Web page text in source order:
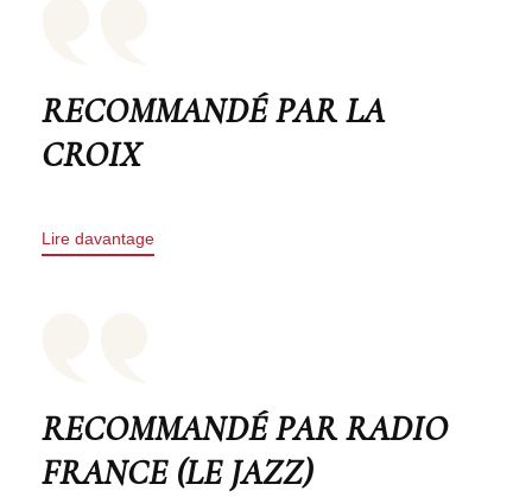
RECOMMANDÉ PAR LA
CROIX
Lire davantage
RECOMMANDÉ PAR RADIO
FRANCE (LE JAZZ)